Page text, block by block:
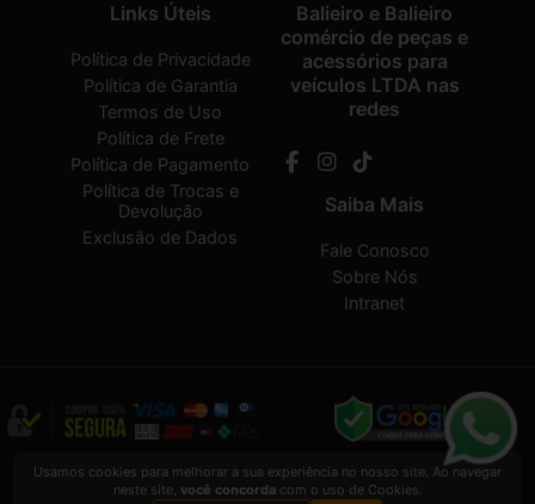
Links Úteis
Política de Privacidade
Política de Garantia
Termos de Uso
Política de Frete
Política de Pagamento
Política de Trocas e
Devolução
Exclusão de Dados
Balieiro e Balieiro
comércio de peças e
acessórios para
veículos LTDA nas
redes
Saiba Mais
Fale Conosco
Sobre Nós
Intranet
Balieiro e Balieiro comércio de peças e acessórios para veículos LTDA2026
CREATED BY VAAPT
Balieiro e Balieiro comércio de peças e acessórios para veículos LTDA
Usamos cookies para melhorar a sua experiência no nosso site. Ao navegar
neste site, você concordacom o uso de Cookies.